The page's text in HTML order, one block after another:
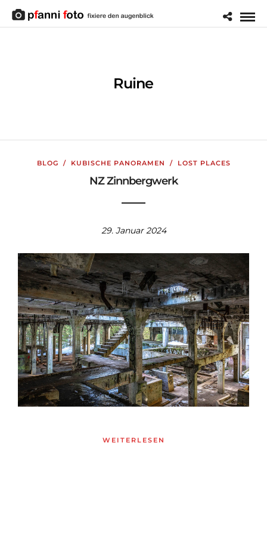
Ruine
BLOG / KUBISCHE PANORAMEN / LOST PLACES
NZ Zinnbergwerk
29. Januar 2024
WEITERLESEN